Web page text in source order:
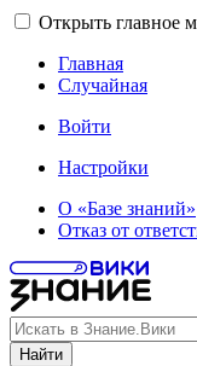
Открыть главное
Главная
Случайная
Войти
Настройки
О «Базе знаний»
Отказ от
Найти